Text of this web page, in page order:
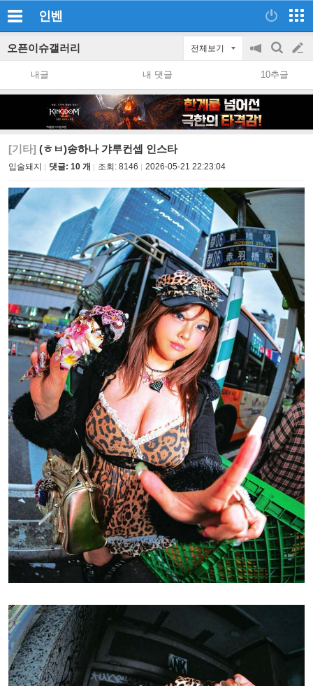
인벤
오픈이슈갤러리 전체보기
공
지
on/off
검
색
글
쓰
내글 내 댓글 10추글
[기타] (ㅎㅂ)송하나 갸루컨셉 인스타
입술돼지 댓글: 10 개 조회: 8146 2026-05-21 22:23:04